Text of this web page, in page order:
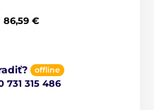
86,59 €
offline
731 315 486